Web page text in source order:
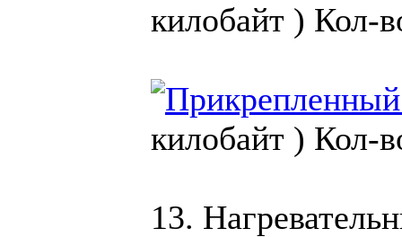
килобайт ) Кол-
килобайт ) Кол-
13.